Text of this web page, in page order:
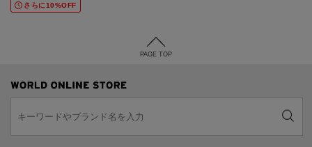
さらに10%OFF
PAGE TOP